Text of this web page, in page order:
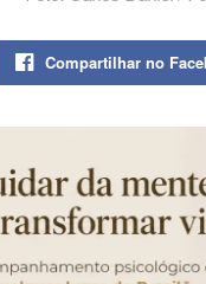
Compartilhar no